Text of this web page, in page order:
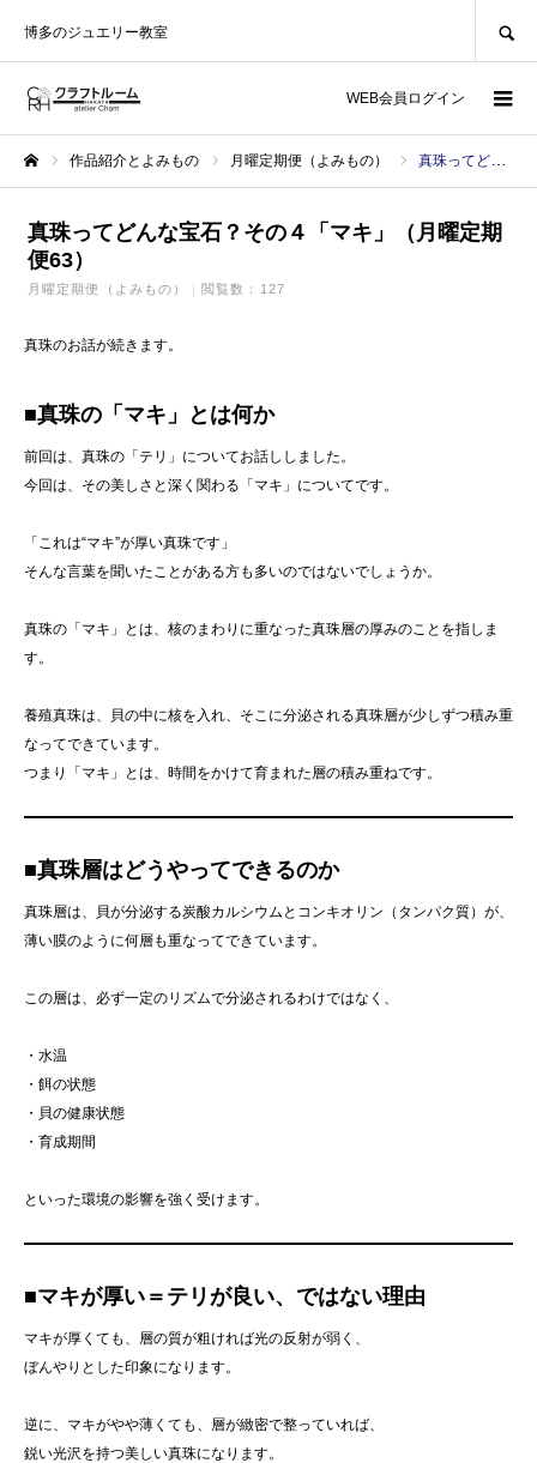
博多のジュエリー教室
WEB会員ログイン
作品紹介とよみもの 月曜定期便（よみもの） 真珠ってどんな宝石？その４「マキ」（月曜定期便63）
真珠ってどんな宝石？その４「マキ」（月曜定期
便63）
月曜定期便（よみもの） 閲覧数：127
真珠のお話が続きます。
■真珠の「マキ」とは何か
前回は、真珠の「テリ」についてお話ししました。
今回は、その美しさと深く関わる「マキ」についてです。
「これは“マキ”が厚い真珠です」
そんな言葉を聞いたことがある方も多いのではないでしょうか。
真珠の「マキ」とは、核のまわりに重なった真珠層の厚みのことを指しま
す。
養殖真珠は、貝の中に核を入れ、そこに分泌される真珠層が少しずつ積み重
なってできています。
つまり「マキ」とは、時間をかけて育まれた層の積み重ねです。
■真珠層はどうやってできるのか
真珠層は、貝が分泌する炭酸カルシウムとコンキオリン（タンパク質）が、
薄い膜のように何層も重なってできています。
この層は、必ず一定のリズムで分泌されるわけではなく、
・水温
・餌の状態
・貝の健康状態
・育成期間
といった環境の影響を強く受けます。
■マキが厚い＝テリが良い、ではない理由
マキが厚くても、層の質が粗ければ光の反射が弱く、
ぼんやりとした印象になります。
逆に、マキがやや薄くても、層が緻密で整っていれば、
鋭い光沢を持つ美しい真珠になります。